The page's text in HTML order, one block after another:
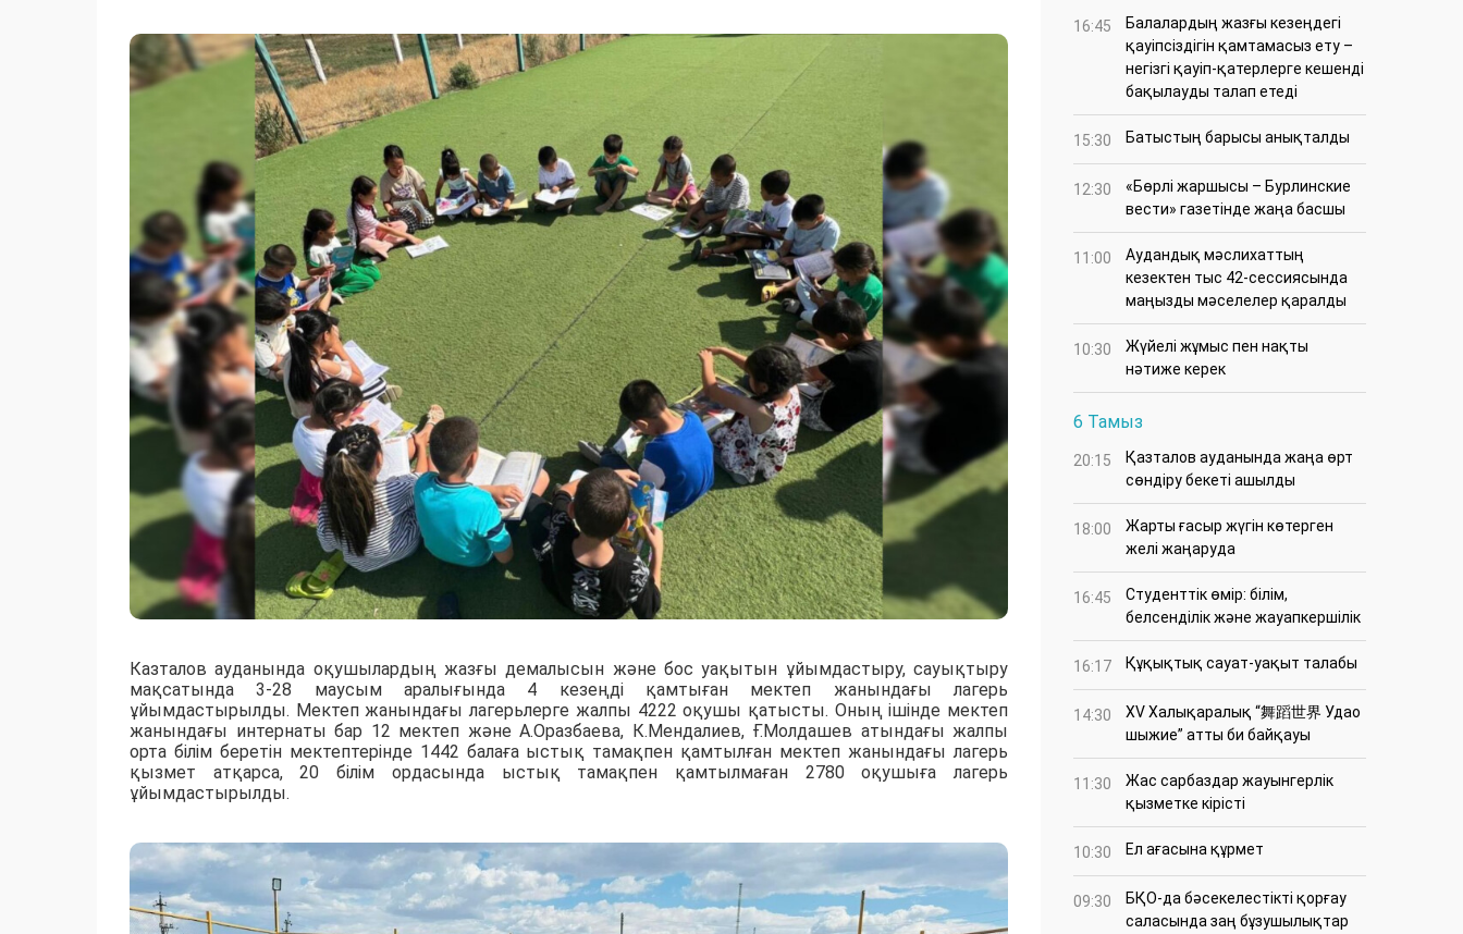
Казталов ауданында оқушылардың жазғы демалысын және бос уақытын ұйымдастыру, сауықтыру
мақсатында 3-28 маусым аралығында 4 кезеңді қамтыған мектеп жанындағы лагерь
ұйымдастырылды. Мектеп жанындағы лагерьлерге жалпы 4222 оқушы қатысты. Оның ішінде мектеп
жанындағы интернаты бар 12 мектеп және А.Оразбаева, К.Мендалиев, Ғ.Молдашев атындағы жалпы
орта білім беретін мектептерінде 1442 балаға ыстық тамақпен қамтылған мектеп жанындағы лагерь
қызмет атқарса, 20 білім ордасында ыстық тамақпен қамтылмаған 2780 оқушыға лагерь
ұйымдастырылды.
16:45
Балалардың жазғы кезеңдегі
қауіпсіздігін қамтамасыз ету –
негізгі қауіп-қатерлерге кешенді
бақылауды талап етеді
15:30 Батыстың барысы анықталды
12:30
«Бөрлі жаршысы – Бурлинские
вести» газетінде жаңа басшы
11:00
Аудандық мәслихаттың
кезектен тыс 42-сессиясында
маңызды мәселелер қаралды
10:30
Жүйелі жұмыс пен нақты
нәтиже керек
6 Тамыз
20:15
Қазталов ауданында жаңа өрт
сөндіру бекеті ашылды
18:00
Жарты ғасыр жүгін көтерген
желі жаңаруда
16:45
Студенттік өмір: білім,
белсенділік және жауапкершілік
16:17 Құқықтық сауат-уақыт талабы
14:30
XV Халықаралық “舞蹈世界 Удао
шыжие” атты би байқауы
11:30
Жас сарбаздар жауынгерлік
қызметке кірісті
10:30 Ел ағасына құрмет
09:30
БҚО-да бәсекелестікті қорғау
саласында заң бұзушылықтар